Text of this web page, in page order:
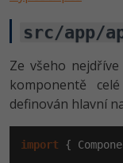
Fórum
Kurzy
Datová
Kurzy
HTML/
Příběhy absolventů
src/app/
Ze všeho
komponentě
definován hlavní
import {